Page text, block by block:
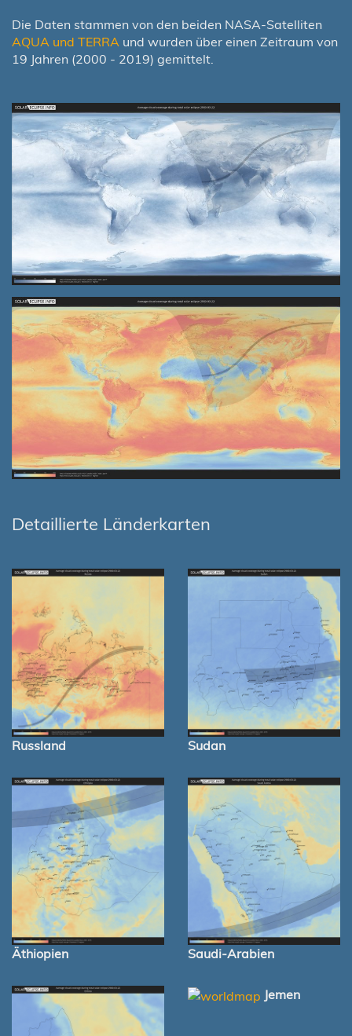
Die Daten stammen von den beiden NASA-Satelliten
AQUA und TERRA und wurden über einen Zeitraum von
19 Jahren (2000 - 2019) gemittelt.
Detaillierte Länderkarten
Russland Sudan
Äthiopien Saudi-Arabien
Jemen